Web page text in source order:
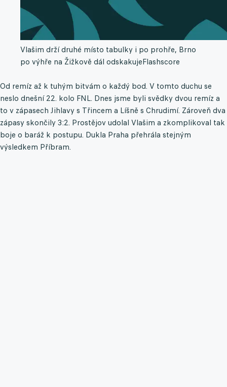
Vlašim drží druhé místo tabulky i po prohře, Brno
po výhře na Žižkově dál odskakujeFlashscore
Od remíz až k tuhým bitvám o každý bod. V tomto duchu se
neslo dnešní 22. kolo FNL. Dnes jsme byli svědky dvou remíz a
to v zápasech Jihlavy s Třincem a Líšně s Chrudimí. Zároveň dva
zápasy skončily 3:2. Prostějov udolal Vlašim a zkomplikoval tak
boje o baráž k postupu. Dukla Praha přehrála stejným
výsledkem Příbram.